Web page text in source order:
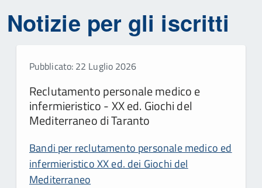
Notizie per gli iscritti
Pubblicato: 22 Luglio 2026
Reclutamento personale medico e
infermieristico - XX ed. Giochi del
Mediterraneo di Taranto
Bandi per reclutamento personale medico ed
infermieristico XX ed. dei Giochi del
Mediterraneo